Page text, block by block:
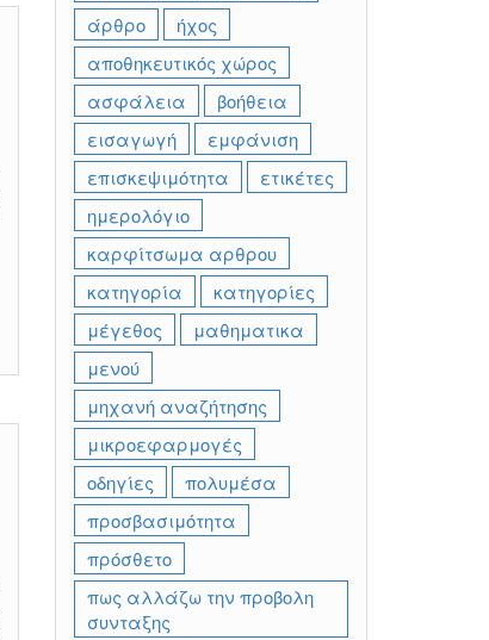
άρθρο
ήχος
αποθηκευτικός χώρος
ασφάλεια
βοήθεια
εισαγωγή
εμφάνιση
επισκεψιμότητα
ετικέτες
ημερολόγιο
καρφίτσωμα αρθρου
κατηγορία
κατηγορίες
μέγεθος
μαθηματικα
μενού
μηχανή αναζήτησης
μικροεφαρμογές
οδηγίες
πολυμέσα
προσβασιμότητα
πρόσθετο
πως αλλάζω την προβολη
συνταξης